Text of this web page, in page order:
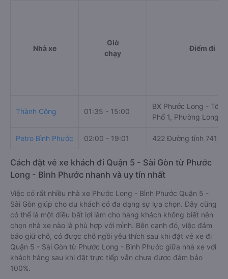
Nhà xe
Giờ
chạy
Điểm đi
Thành Công 01:35 - 15:00
BX Phước Long - Tổ
Phố 1, Phường Long
Petro Bình Phước 02:00 - 19:01 422 Đường tỉnh 741
Cách đặt vé xe khách đi Quận 5 - Sài Gòn từ Phước
Long - Bình Phước nhanh và uy tín nhất
Việc có rất nhiều nhà xe Phước Long - Bình Phước Quận 5 -
Sài Gòn giúp cho du khách có đa dạng sự lựa chọn. Đây cũng
có thể là một điều bất lợi làm cho hàng khách không biết nên
chọn nhà xe nào là phù hợp với mình. Bên cạnh đó, việc đảm
bảo giữ chỗ, có được chỗ ngồi yêu thích sau khi đặt vé xe đi
Quận 5 - Sài Gòn từ Phước Long - Bình Phước giữa nhà xe với
khách hàng sau khi đặt trực tiếp vẫn chưa được đảm bảo
100%.